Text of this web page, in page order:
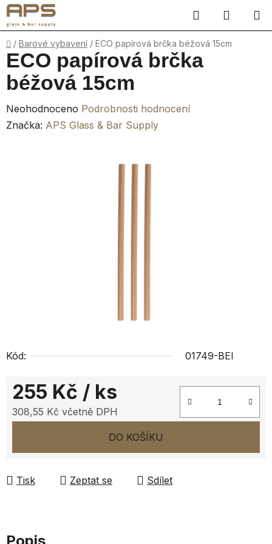
Přejít
na
obsah
Hledat
KOŠÍK
Domů
/ Barové vybavení / ECO papírová brčka béžová 15cm
Kód: 01749-BEI
255 Kč / ks
308,55 Kč včetně DPH
DO KOŠÍKU
Tisk Zeptat se Sdílet
ECO papírová brčka
béžová 15cm
Průměrné
hodnocení
Neohodnoceno Podrobnosti hodnocení
Značka: APS Glass & Bar Supply
Popis